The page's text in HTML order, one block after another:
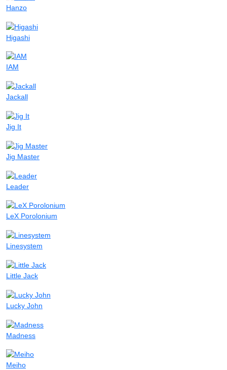
Hanzo
Higashi
IAM
Jackall
Jig It
Jig Master
Leader
LeX Porolonium
Linesystem
Little Jack
Lucky John
Madness
Meiho